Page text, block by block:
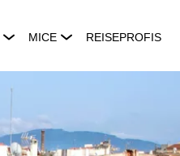
MICE REISEPROFIS